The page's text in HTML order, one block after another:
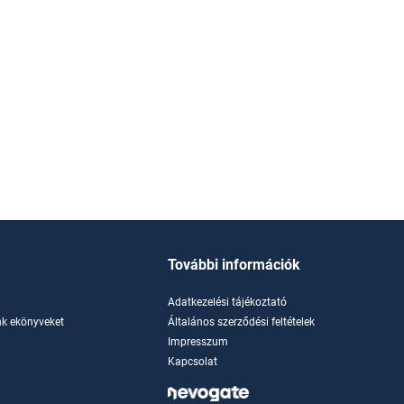
ekönyveket
További információk
Adatkezelési tájékoztató
Általános szerződési feltételek
Impresszum
Kapcsolat